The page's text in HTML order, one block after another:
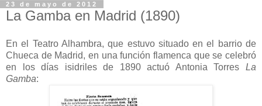
23 de mayo de 2012
La Gamba en Madrid (1890)
En el Teatro Alhambra, que estuvo situado en el barrio de
Chueca de Madrid, en una función flamenca que se celebró
en los días isidriles de 1890 actuó Antonia Torres La
Gamba: